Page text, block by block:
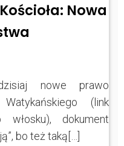
Nowa
nowe prawo
(link
dokument
bo też taką[…]